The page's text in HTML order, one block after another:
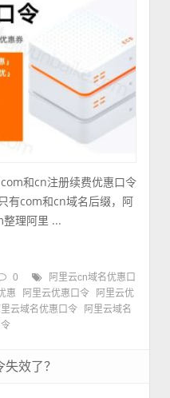
和cn注册续费优惠口令
有com和cn域名后缀，阿
理阿里 ...
0
阿里云cn域名优惠口
惠 阿里云优惠口令
阿里云优
里云域名优惠口令
阿里云域名
效了？